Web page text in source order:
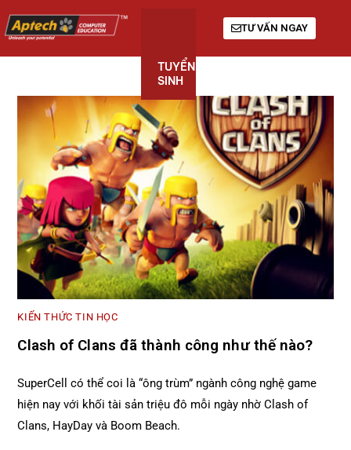
TUYỂN
SINH
TƯ VẤN NGAY
KIẾN THỨC TIN HỌC
Clash of Clans đã thành công như thế nào?
SuperCell có thể coi là “ông trùm” ngành công nghệ game
hiện nay với khối tài sản triệu đô mỗi ngày nhờ Clash of
Clans, HayDay và Boom Beach.